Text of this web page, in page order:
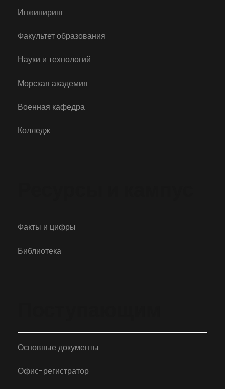
Инжиниринг
Факультет образования
Науки и технологий
Морская академия
Военная кафедра
Колледж
Факты и цифры
Библиотека
Основные документы
Офис-регистратор